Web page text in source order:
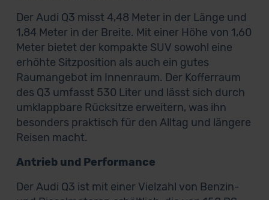
Der Audi Q3 misst 4,48 Meter in der Länge und
1,84 Meter in der Breite. Mit einer Höhe von 1,60
Meter bietet der kompakte SUV sowohl eine
erhöhte Sitzposition als auch ein gutes
Raumangebot im Innenraum. Der Kofferraum
des Q3 umfasst 530 Liter und lässt sich durch
umklappbare Rücksitze erweitern, was ihn
besonders praktisch für den Alltag und längere
Reisen macht.
Antrieb und Performance
Der Audi Q3 ist mit einer Vielzahl von Benzin-